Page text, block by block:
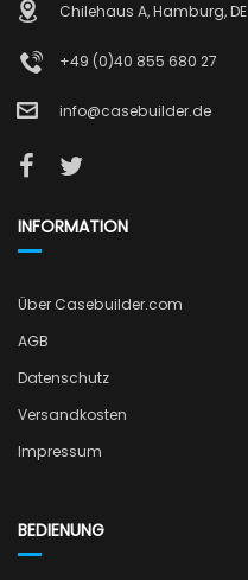
Chilehaus A, Hamburg, DE
+49 (0)40 855 680 27
info@casebuilder.de
INFORMATION
Über Casebuilder.com
AGB
Datenschutz
Versandkosten
Impressum
BEDIENUNG